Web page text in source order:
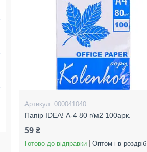
000041040
Папір IDEA! А-4 80 г/м2 100арк.
59 ₴
Готово до відправки Оптом і в роздріб